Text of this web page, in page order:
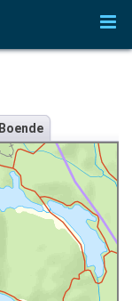
Boende